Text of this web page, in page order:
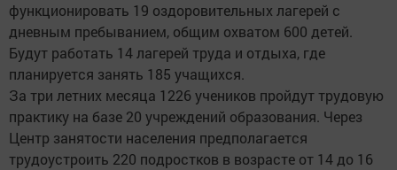
функционировать 19 оздоровительных лагерей с
дневным пребыванием, общим охватом 600 детей.
Будут работать 14 лагерей труда и отдыха, где
планируется занять 185 учащихся.
За три летних месяца 1226 учеников пройдут трудовую
практику на базе 20 учреждений образования. Через
Центр занятости населения предполагается
трудоустроить 220 подростков в возрасте от 14 до 16